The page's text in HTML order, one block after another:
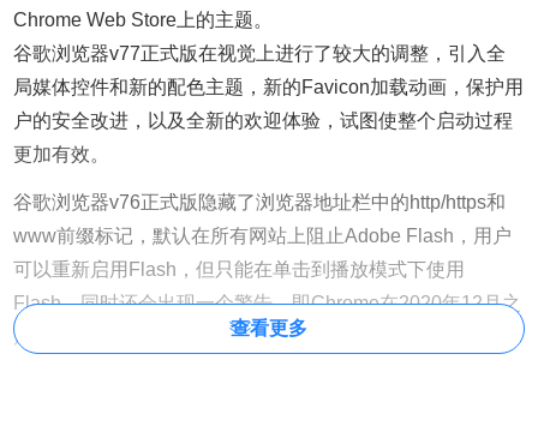
Chrome Web Store上的主题。
谷歌浏览器v77正式版在视觉上进行了较大的调整，引入全
局媒体控件和新的配色主题，新的Favicon加载动画，保护用
户的安全改进，以及全新的欢迎体验，试图使整个启动过程
更加有效。
谷歌浏览器v76正式版隐藏了浏览器地址栏中的http/https和
www前缀标记，默认在所有网站上阻止Adobe Flash，用户
可以重新启用Flash，但只能在单击到播放模式下使用
Flash，同时还会出现一个警告，即Chrome在2020年12月之
后将不支持Flash播放器。Adobe也将从2021年起停止支持
查看更多